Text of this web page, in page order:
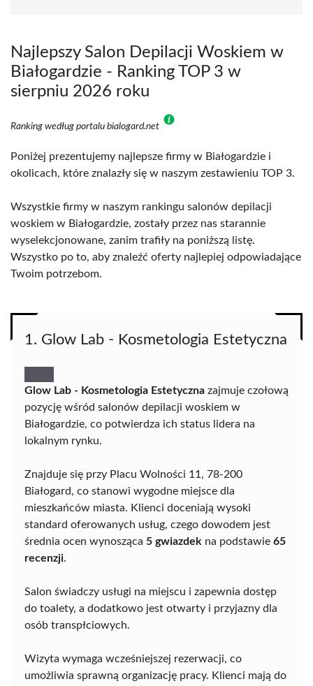
Najlepszy Salon Depilacji Woskiem w
Białogardzie - Ranking TOP 3 w
sierpniu 2026 roku
Ranking według portalu bialogard.net
Poniżej prezentujemy najlepsze firmy w Białogardzie i
okolicach, które znalazły się w naszym zestawieniu TOP 3.
Wszystkie firmy w naszym rankingu salonów depilacji
woskiem w Białogardzie, zostały przez nas starannie
wyselekcjonowane, zanim trafiły na poniższą listę.
Wszystko po to, aby znaleźć oferty najlepiej odpowiadające
Twoim potrzebom.
1. Glow Lab - Kosmetologia Estetyczna
Glow Lab - Kosmetologia Estetyczna zajmuje czołową
pozycję wśród salonów depilacji woskiem w
Białogardzie, co potwierdza ich status lidera na
lokalnym rynku.
Znajduje się przy Placu Wolności 11, 78-200
Białogard, co stanowi wygodne miejsce dla
mieszkańców miasta. Klienci doceniają wysoki
standard oferowanych usług, czego dowodem jest
średnia ocen wynosząca 5 gwiazdek na podstawie 65
recenzji.
Salon świadczy usługi na miejscu i zapewnia dostęp
do toalety, a dodatkowo jest otwarty i przyjazny dla
osób transpłciowych.
Wizyta wymaga wcześniejszej rezerwacji, co
umożliwia sprawną organizację pracy. Klienci mają do